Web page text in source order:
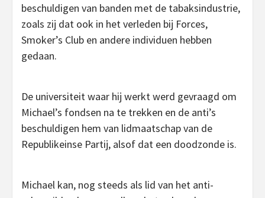
beschuldigen van banden met de tabaksindustrie,
zoals zij dat ook in het verleden bij Forces,
Smoker’s Club en andere individuen hebben
gedaan.
De universiteit waar hij werkt werd gevraagd om
Michael’s fondsen na te trekken en de anti’s
beschuldigen hem van lidmaatschap van de
Republikeinse Partij, alsof dat een doodzonde is.
Michael kan, nog steeds als lid van het anti-